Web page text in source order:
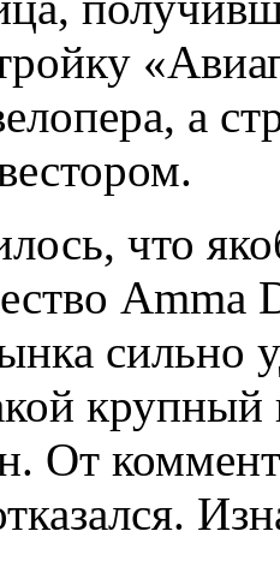
а
что
Amma
сильно
От